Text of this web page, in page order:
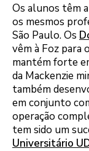
Os alunos têm
os mesmos
São Paulo. Os
vêm à Foz para
mantém forte
da Mackenzie
também
em conjunto
operação
tem sido um
Universitário